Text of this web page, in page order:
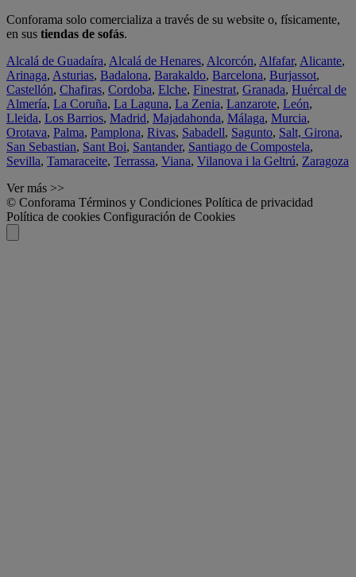
Conforama solo comercializa a través de su website o, físicamente,
en sus tiendas de sofás.
Alcalá de Guadaíra, Alcalá de Henares, Alcorcón, Alfafar, Alicante,
Arinaga, Asturias, Badalona, Barakaldo, Barcelona, Burjassot,
Castellón, Chafiras, Cordoba, Elche, Finestrat, Granada, Huércal de
Almería, La Coruña, La Laguna, La Zenia, Lanzarote, León,
Lleida, Los Barrios, Madrid, Majadahonda, Málaga, Murcia,
Orotava, Palma, Pamplona, Rivas, Sabadell, Sagunto, Salt, Girona,
San Sebastian, Sant Boi, Santander, Santiago de Compostela,
Sevilla, Tamaraceite, Terrassa, Viana, Vilanova i la Geltrú, Zaragoza
Ver más >>
© Conforama Términos y Condiciones Política de privacidad
Política de cookies Configuración de Cookies